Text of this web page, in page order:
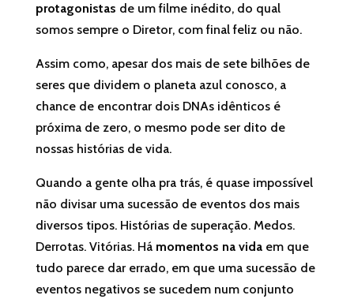
protagonistas de um filme inédito, do qual
somos sempre o Diretor, com final feliz ou não.
Assim como, apesar dos mais de sete bilhões de
seres que dividem o planeta azul conosco, a
chance de encontrar dois DNAs idênticos é
próxima de zero, o mesmo pode ser dito de
nossas histórias de vida.
Quando a gente olha pra trás, é quase impossível
não divisar uma sucessão de eventos dos mais
diversos tipos. Histórias de superação. Medos.
Derrotas. Vitórias. Há momentos na vidaem que
tudo parece dar errado, em que uma sucessão de
eventos negativos se sucedem num conjunto